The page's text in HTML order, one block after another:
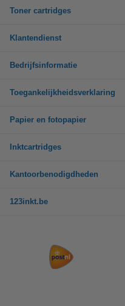
Toner cartridges
Klantendienst
Bedrijfsinformatie
Toegankelijkheidsverklaring
Papier en fotopapier
Inktcartridges
Kantoorbenodigdheden
123inkt.be